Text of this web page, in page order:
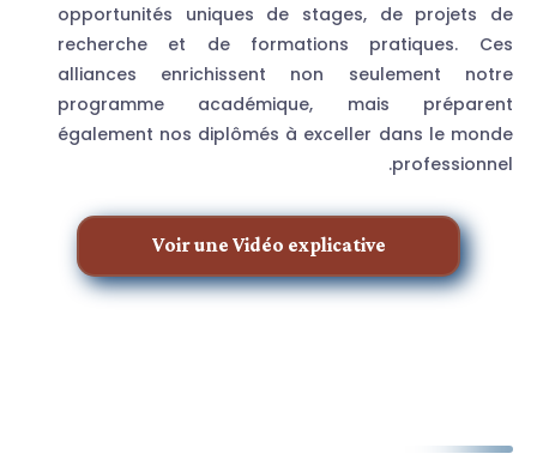
opportunités uniques de stages, de projets de
recherche et de formations pratiques. Ces
alliances enrichissent non seulement notre
programme académique, mais préparent
également nos diplômés à exceller dans le monde
professionnel.
Voir une Vidéo explicative